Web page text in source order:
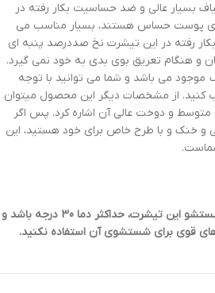
بسیار عالی و ضد حساسیت بکار رفته در
پوست حساس هستند، بسیار مناسب می
بکار رفته در این تیشرت نخ صددرصد پنبه ای
و هنگام تعریق بوی بدی به خود نمی گیرد.
می باشد و شما می توانید با توجه
کنید. از مشخصات دیگر این محصول میتوان
متوسط و دوخت عالی آن اشاره کرد. پس اگر
و خنک و با طرح خاص برای خود هستید، این
دقت داشته باشید که هنگام شستشو این تیشرت، حداکثر دما 30 درجه باشد و
قوی برای شستشوی آن استفاده نکنید.